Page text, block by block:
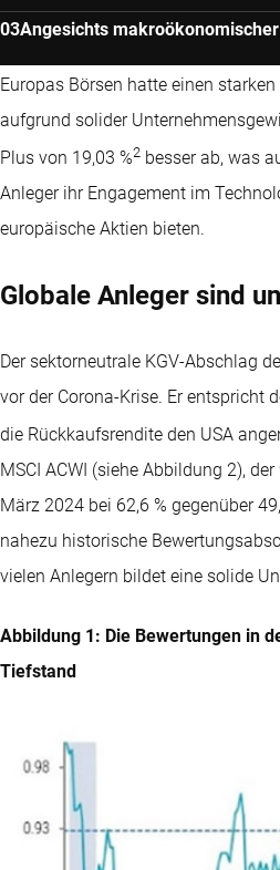
Angesichts
Europas Börsen hatte einen
aufgrund solider
Plus von 19,03 %2 besser ab, was
Anleger ihr Engagement im
europäische Aktien bieten.
Globale Anleger sind
Der sektorneutrale KGV-Abschlag
vor der Corona-Krise. Er entspricht
die Rückkaufsrendite den USA
MSCI ACWI (siehe Abbildung 2),
März 2024 bei 62,6 % gegenüber
nahezu historische
vielen Anlegern bildet eine solide
Abbildung 1: Die Bewertungen in
Tiefstand